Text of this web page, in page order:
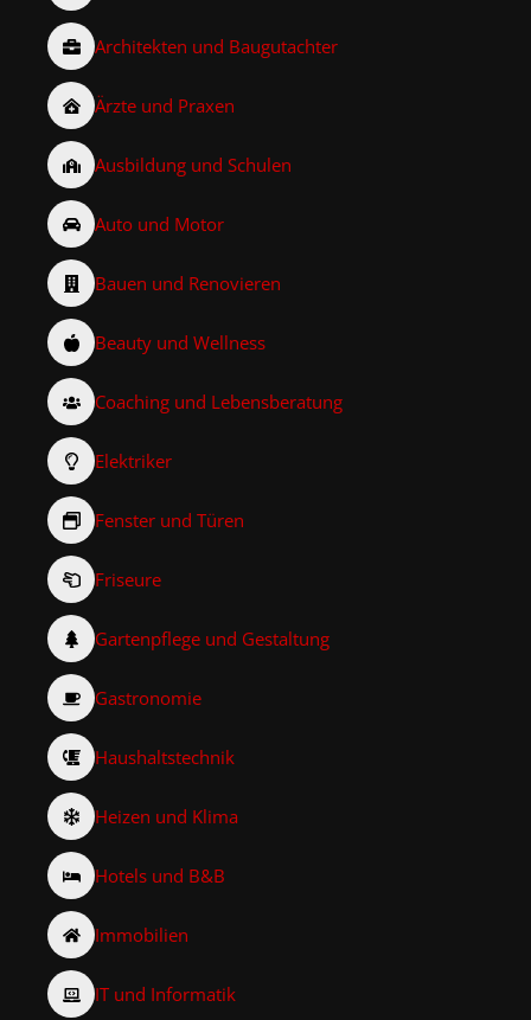
Architekten und Baugutachter
Ärzte und Praxen
Ausbildung und Schulen
Auto und Motor
Bauen und Renovieren
Beauty und Wellness
Coaching und Lebensberatung
Elektriker
Fenster und Türen
Friseure
Gartenpflege und Gestaltung
Gastronomie
Haushaltstechnik
Heizen und Klima
Hotels und B&B
Immobilien
IT und Informatik